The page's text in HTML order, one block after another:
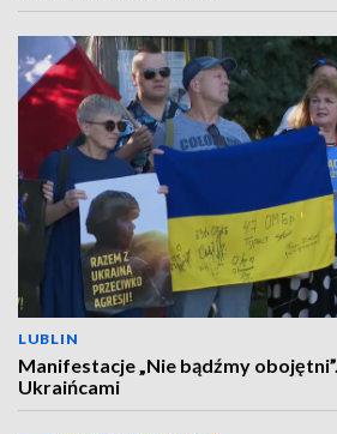
LUBLIN
Manifestacje „Nie bądźmy
Ukraińcami